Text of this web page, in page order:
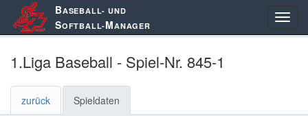
BASEBALL- UND
SOFTBALL-MANAGER
1.Liga Baseball - Spiel-Nr. 845-1
zurück Spieldaten